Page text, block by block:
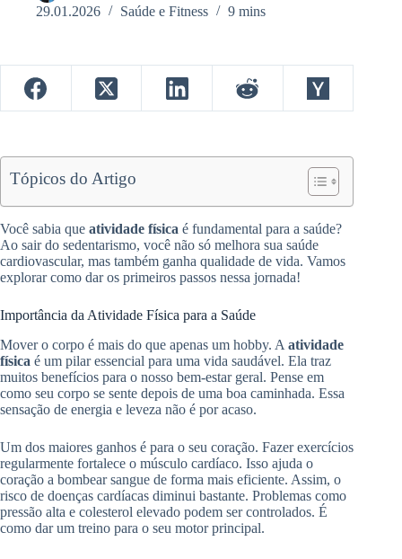
29.01.2026
Saúde e Fitness 9 mins
Tópicos do Artigo
Você sabia que atividade física é fundamental para a saúde?
Ao sair do sedentarismo, você não só melhora sua saúde
cardiovascular, mas também ganha qualidade de vida. Vamos
explorar como dar os primeiros passos nessa jornada!
Importância da Atividade Física para a Saúde
Mover o corpo é mais do que apenas um hobby. A atividade
física é um pilar essencial para uma vida saudável. Ela traz
muitos benefícios para o nosso bem-estar geral. Pense em
como seu corpo se sente depois de uma boa caminhada. Essa
sensação de energia e leveza não é por acaso.
Um dos maiores ganhos é para o seu coração. Fazer exercícios
regularmente fortalece o músculo cardíaco. Isso ajuda o
coração a bombear sangue de forma mais eficiente. Assim, o
risco de doenças cardíacas diminui bastante. Problemas como
pressão alta e colesterol elevado podem ser controlados. É
como dar um treino para o seu motor principal.